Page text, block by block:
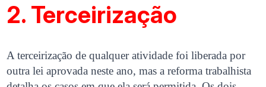
2. Terceirização
A terceirização de qualquer atividade foi liberada por
outra lei aprovada neste ano, mas a reforma trabalhista